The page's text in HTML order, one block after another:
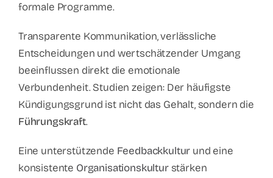
formale Programme.
Transparente Kommunikation, verlässliche
Entscheidungen und wertschätzender Umgang
beeinflussen direkt die emotionale
Verbundenheit. Studien zeigen: Der häufigste
Kündigungsgrund ist nicht das Gehalt, sondern die
Führungskraft.
Eine unterstützende Feedbackkultur und eine
konsistente Organisationskulturstärken